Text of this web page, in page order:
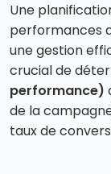
Une
performances
une gestion
crucial de
performance)
de la
taux de